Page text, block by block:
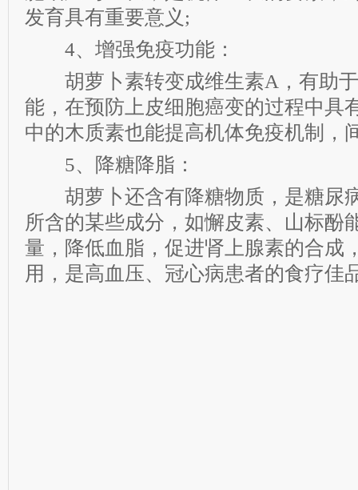
发育具有重要意义;
4、增强免疫功能：
胡萝卜素转变成维生素A，有助于
能，在预防上皮细胞癌变的过程中具
中的木质素也能提高机体免疫机制，
5、降糖降脂：
胡萝卜还含有降糖物质，是糖尿
所含的某些成分，如懈皮素、山标酚
量，降低血脂，促进肾上腺素的合成
用，是高血压、冠心病患者的食疗佳